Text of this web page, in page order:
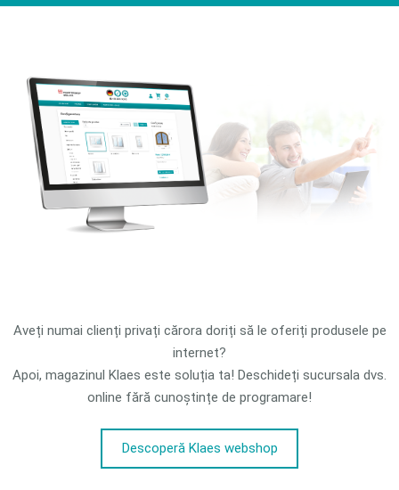
Aveți numai clienți privați cărora doriți să le oferiți produsele pe
internet?
Apoi, magazinul Klaes este soluția ta! Deschideți sucursala dvs.
online fără cunoștințe de programare!
Descoperă Klaes webshop